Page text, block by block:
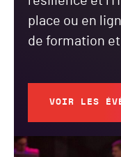
place ou en
de formation
VOIR LES